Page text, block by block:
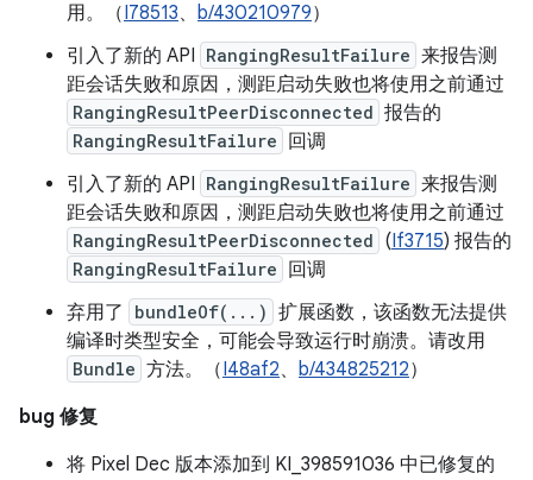
用。（I78513、 b/430210979）
引入了新的 API RangingResultFailure 来报告测
距会话失败和原因，测距启动失败也将使用之前通过
RangingResultPeerDisconnected 报告的
RangingResultFailure
回调
引入了新的 API RangingResultFailure 来报告测
距会话失败和原因，测距启动失败也将使用之前通过
RangingResultPeerDisconnected (If3715) 报告的
RangingResultFailure
回调
弃用了
bundleOf(...) 扩展函数，该函数无法提供
编译时类型安全，可能会导致运行时崩溃。请改用
Bundle 方法。（I48af2、 b/434825212）
bug 修复
将 Pixel Dec 版本添加到 KI_398591036 中已修复的